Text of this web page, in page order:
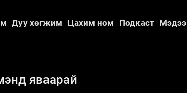
Дуу хөгжим Цахим ном Подкаст Мэдээ
яваарай